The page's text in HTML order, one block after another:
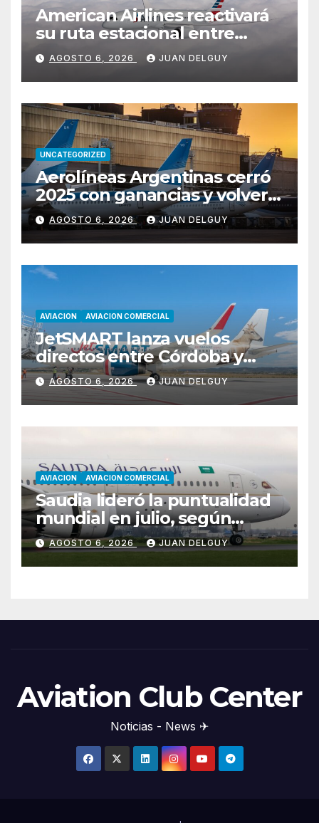
American Airlines reactivará
su ruta estacional entre
Miami y Montevideo con
vuelos diarios
AGOSTO 6, 2026 JUAN DELGUY
UNCATEGORIZED
Aerolíneas Argentinas cerró
2025 con ganancias y volverá
a pagar impuesto a las
ganancias
AGOSTO 6, 2026 JUAN DELGUY
AVIACION AVIACION COMERCIAL
JetSMART lanza vuelos
directos entre Córdoba y
Florianópolis
AGOSTO 6, 2026 JUAN DELGUY
AVIACION AVIACION COMERCIAL
Saudia lideró la puntualidad
mundial en julio, según
Cirium
AGOSTO 6, 2026 JUAN DELGUY
Aviation Club Center
Noticias - News ✈